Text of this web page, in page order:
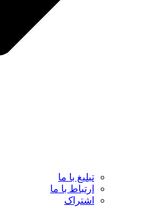
تبلیغ با ما
ارتباط با ما
اشتراک